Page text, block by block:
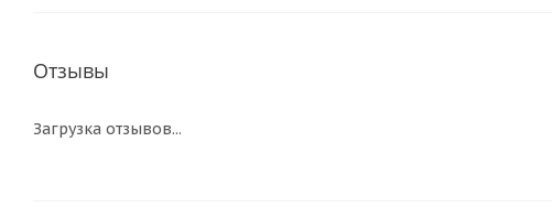
Отзывы
Загрузка отзывов...